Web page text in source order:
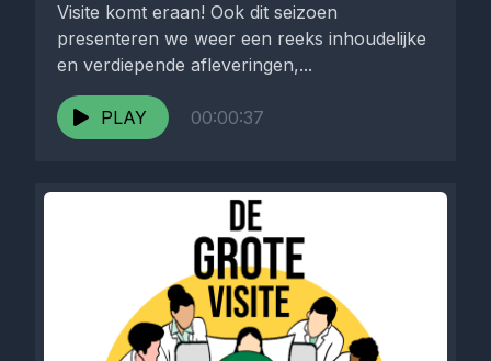
Visite komt eraan! ️Ook dit seizoen
presenteren we weer een reeks inhoudelijke
en verdiepende afleveringen,...
PLAY 00:00:37